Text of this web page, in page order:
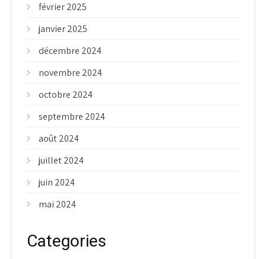
février 2025
janvier 2025
décembre 2024
novembre 2024
octobre 2024
septembre 2024
août 2024
juillet 2024
juin 2024
mai 2024
Categories